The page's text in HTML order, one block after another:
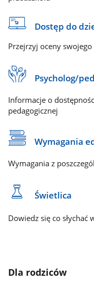
Dostęp do
Przejrzyj oceny swojego
Psycholog/
Informacje o
pedagogicznej
Wymagania
Wymagania z
Świetlica
Dowiedz się co słychać
Dla rodziców